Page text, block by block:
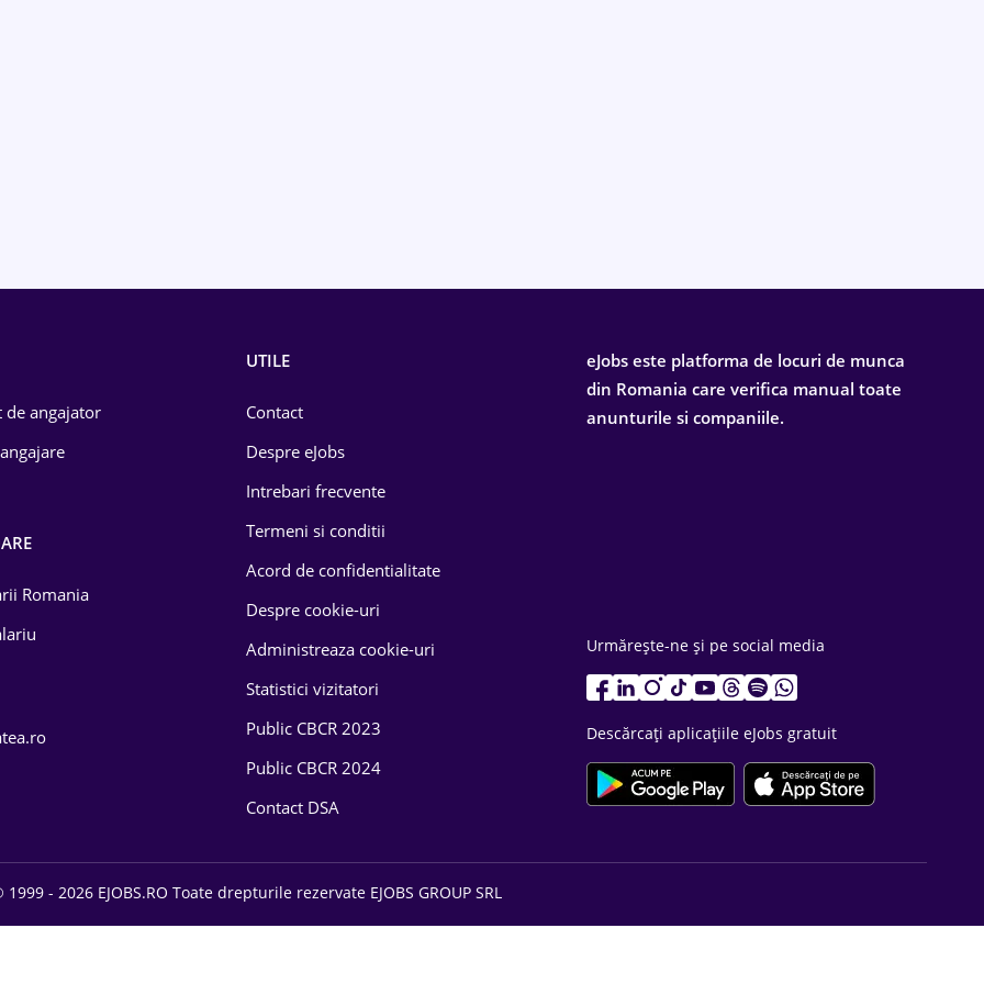
de angajator
Romania
UTILE
Contact
Despre eJobs
Intrebari frecvente
Termeni si conditii
Acord de confidentialitate
Despre cookie-uri
Administreaza cookie-uri
Statistici vizitatori
Public CBCR 2023
Public CBCR 2024
Contact DSA
eJobs este platforma de locuri de munca
din Romania care verifica manual toate
anunturile si companiile.
Urmărește-ne și pe social media
Descărcați aplicațiile eJobs gratuit
1999 - 2026 EJOBS.RO Toate drepturile rezervate EJOBS GROUP SRL